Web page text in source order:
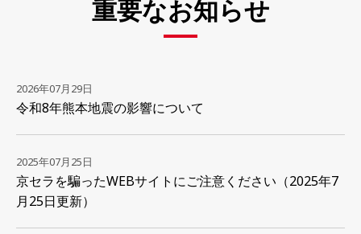
重要なお知らせ
2026年07月29日
令和8年熊本地震の影響について
2025年07月25日
京セラを騙ったWEBサイトにご注意ください（2025年7
月25日更新）